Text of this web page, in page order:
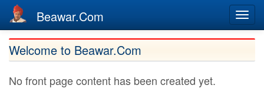
Skip
main
content
Beawar.Com
Welcome to Beawar.Com
No front page content has been created yet.